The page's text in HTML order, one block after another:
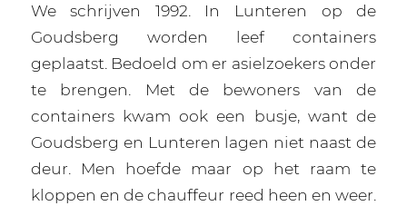
We schrijven 1992. In Lunteren op de
Goudsberg worden leef containers
geplaatst. Bedoeld om er asielzoekers onder
te brengen. Met de bewoners van de
containers kwam ook een busje, want de
Goudsberg en Lunteren lagen niet naast de
deur. Men hoefde maar op het raam te
kloppen en de chauffeur reed heen en weer.